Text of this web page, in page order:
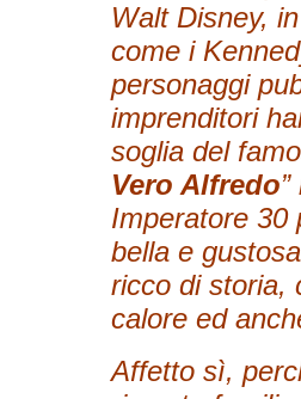
Walt Disney,
come i
personaggi
imprenditori
soglia del
Vero Alfredo
Imperatore 30
bella e
ricco di storia,
calore ed
Affetto sì,